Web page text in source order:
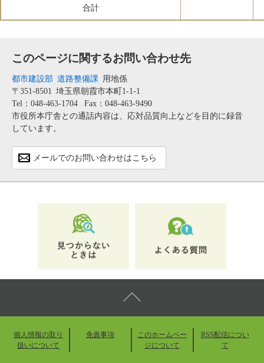
合計
このページに関するお問い合わせ先
都市建設部 道路整備課
用地係
〒351-8501 埼玉県朝霞市本町1-1-1
Tel：048-463-1704
Fax：048-463-9490
市役所本庁舎との通話内容は、応対品質向上などを目的に録音
しています。
メールでのお問い合わせはこちら
個人情報の取り
扱いについて
免責事項
このホームペー
ジについて
RSS配信につい
て